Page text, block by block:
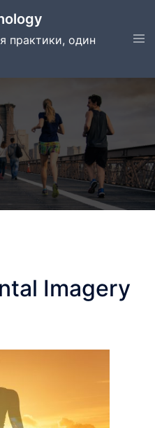
практики, один
Imagery